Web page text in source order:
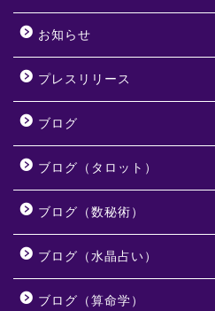
お知らせ
プレスリリース
ブログ
ブログ（タロット）
ブログ（数秘術）
ブログ（水晶占い）
ブログ（算命学）